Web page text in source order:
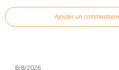
Ajouter un commentaire
8/8/2026